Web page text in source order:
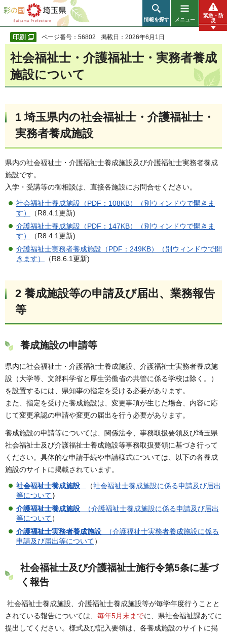
彩の国 埼玉県
情報を探す メニュー
緊急・防
災
ページ番号：56802 掲載日：2026年6月1日
社会福祉士・介護福祉士・実務者養成
施設について
1 埼玉県内の社会福祉士・介護福祉士・
実務者養成施設
県内の社会福祉士・介護福祉士養成施設及び介護福祉士実務者養成
施設です。
入学・受講等の御相談は、直接各施設にお問合せください。
社会福祉士養成施設（PDF：108KB）（別ウィンドウで開きま
す）
（R8.4.1更新)
介護福祉士養成施設（PDF：147KB）（別ウィンドウで開きま
す）
（R8.4.1更新)
介護福祉士実務者養成施設（PDF：249KB）（別ウィンドウで開
きます）
（R8.6.1更新)
2 養成施設等の申請及び届出、業務報告
等
養成施設の申請等
県内に社会福祉士・介護福祉士養成施設、介護福祉士実務者養成施
設（大学等、文部科学省と厚生労働省の共管に係る学校は除く。）
を設置するには、県知事の指定を受ける必要があります。
また、指定を受けた養成施設は、変更事項が生じた場合、内容に応
じて変更承認の申請や変更の届出を行う必要があります。
養成施設の申請等については、関係法令、事務取扱要領及び埼玉県
社会福祉士及び介護福祉士養成施設等事務取扱要領に基づき行って
ください。具体的な申請手続や申請様式については、以下の各養成
施設のサイトに掲載されています。
社会福祉士養成施設 （社会福祉士養成施設に係る申請及び届出
等について）
介護福祉士養成施設
（介護福祉士養成施設に係る申請及び届出
等について）
介護福祉士実務者養成施設
（介護福祉士実務者養成施設に係る
申請及び届出等について）
社会福祉士及び介護福祉士施行令第5条に基づ
く報告
社会福祉士養成施設、介護福祉士養成施設等が毎学年度行うことと
されている報告については、 毎年5月末までに、県社会福祉課あてに
提出してください。様式及び記入要領は、各養成施設のサイトに掲